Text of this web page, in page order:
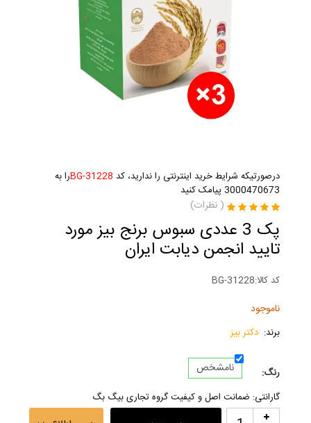
درصورتیکه شرایط خرید اینترنتی را ندارید، کد BG-31228را به
3000470673 پیامک کنید
( نظرات)
پک 3 عددی سبوس برنج بیز مورد
تایید انجمن دیابت ایران
کد کالا:BG-31228
ناموجود
برند: دکتر بیز
رنگ: نامشخص
گارانتی: ضمانت اصل و کیفیت گروه تجاری بیگ بگ